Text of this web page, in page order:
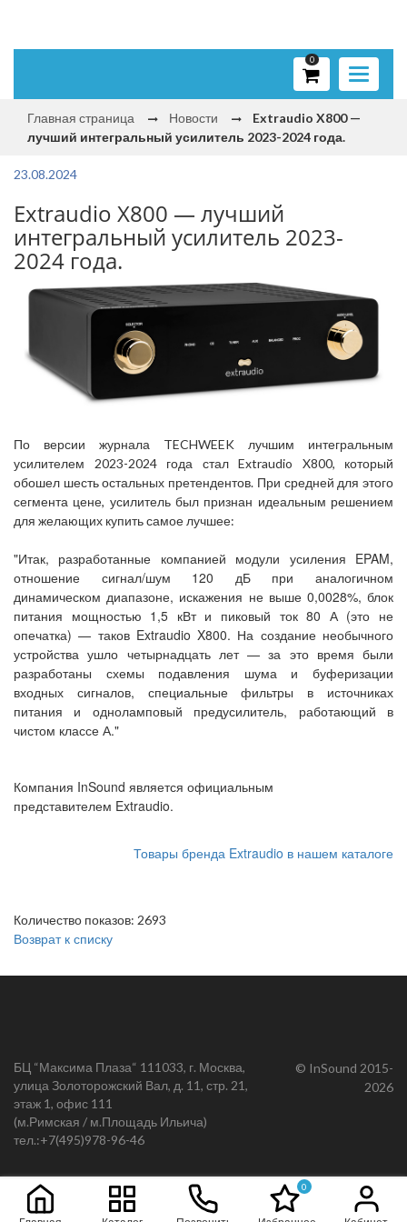
Toggle
0
Главная страница Новости
Extraudio X800 —
лучший интегральный усилитель 2023-2024 года.
23.08.2024
Extraudio X800 — лучший
интегральный усилитель 2023-
2024 года.
По версии журнала TECHWEEK лучшим интегральным
усилителем 2023-2024 года стал Extraudio X800, который
обошел шесть остальных претендентов. При средней для этого
сегмента цене, усилитель был признан идеальным решением
для желающих купить самое лучшее:
"Итак, разработанные компанией модули усиления EPAM,
отношение сигнал/шум 120 дБ при аналогичном
динамическом диапазоне, искажения не выше 0,0028%, блок
питания мощностью 1,5 кВт и пиковый ток 80 А (это не
опечатка) — таков Extraudio X800. На создание необычного
устройства ушло четырнадцать лет — за это время были
разработаны схемы подавления шума и буферизации
входных сигналов, специальные фильтры в источниках
питания и одноламповый предусилитель, работающий в
чистом классе А."
Компания InSound является официальным
представителем Extraudio.
Товары бренда Extraudio в нашем каталоге
Количество показов: 2693
Возврат к списку
БЦ “Максима Плаза“ 111033, г. Москва,
улица Золоторожский Вал, д. 11, стр. 21,
этаж 1, офис 111
(м.Римская / м.Площадь Ильича)
тел.:+7(495)978-96-46
© InSound 2015-
2026
0